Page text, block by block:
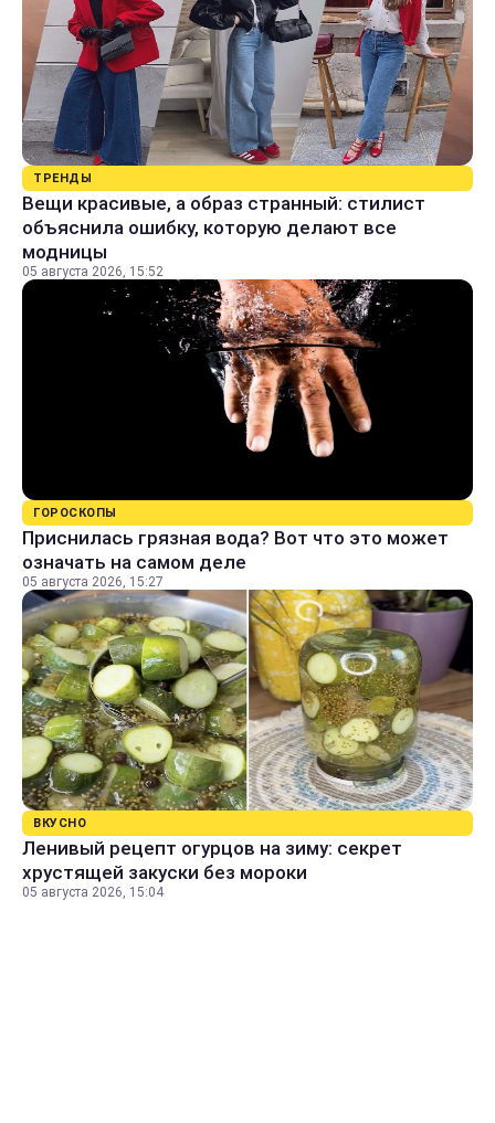
ТРЕНДЫ
Вещи красивые, а образ странный: стилист
объяснила ошибку, которую делают все
модницы
05 августа 2026, 15:52
ГОРОСКОПЫ
Приснилась грязная вода? Вот что это может
означать на самом деле
05 августа 2026, 15:27
ВКУСНО
Ленивый рецепт огурцов на зиму: секрет
хрустящей закуски без мороки
05 августа 2026, 15:04